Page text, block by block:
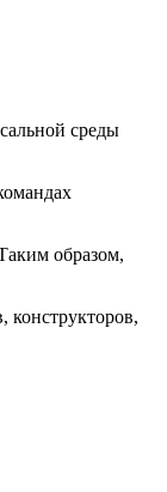
среды
образом,
конструкторов,